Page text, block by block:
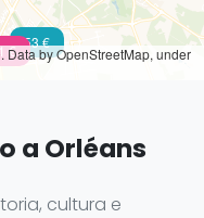
€ 53 €
Data by OpenStreetMap, under
a Orléans
cultura e